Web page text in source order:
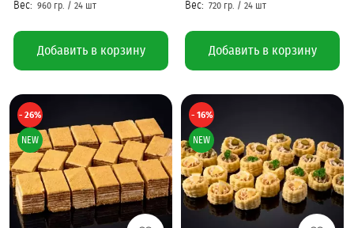
Добавить в корзину Добавить в корзину
- 26%
NEW
- 16%
NEW